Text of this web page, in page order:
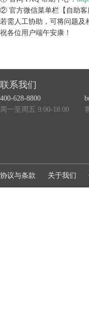
② 官方微信菜单栏【自助客
若需人工协助，可将问题及
祝各位用户端午安康！
联系我们
400-628-8800
周一至周五 9:00-18:00
协议与条款 关于我们